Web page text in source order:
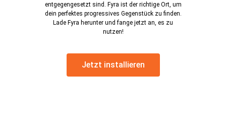
entgegengesetzt sind. Fyra ist der richtige Ort, um
dein perfektes progressives Gegenstück zu finden.
Lade Fyra herunter und fange jetzt an, es zu
nutzen!
Jetzt installieren